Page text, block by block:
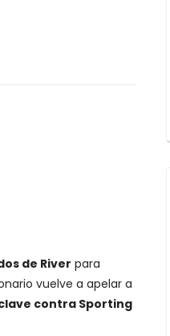
de River para
vuelve a apelar a
contra Sporting